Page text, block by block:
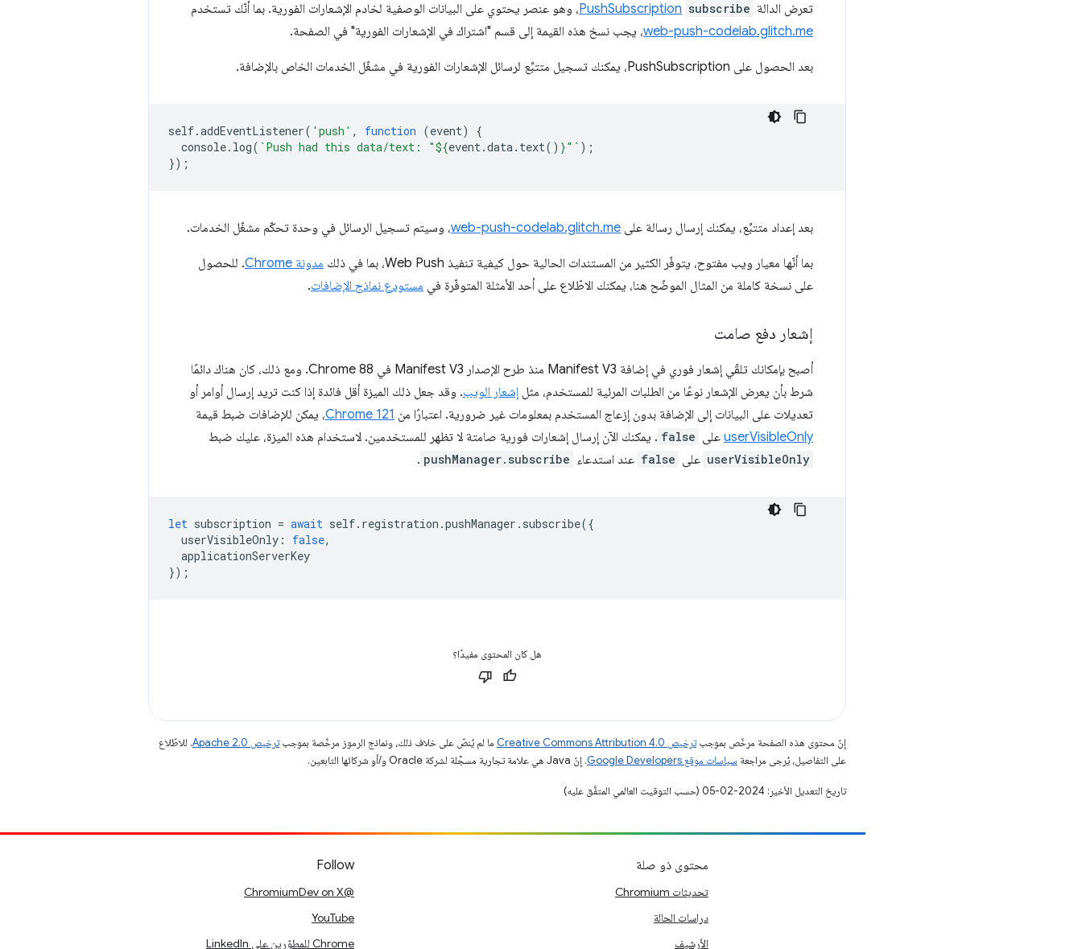
تعرض الدالة subscribe
PushSubscription، وهو عنصر يحتوي على البيانات الوصفية لخادم الإشعارات الفورية. بما أنّك تستخدم
web-push-codelab.glitch.me، يجب نسخ هذه القيمة إلى قسم "اشتراك في الإشعارات الفورية" في الصفحة.
بعد الحصول على PushSubscription، يمكنك تسجيل متتبِّع لرسائل الإشعارات الفورية في مشغّل الخدمات الخاص بالإضافة.
self.addEventListener( 'push' , function (event)
{
console. log( `Push had this data/text: "${event.data. text() }"` );
});
بعد إعداد متتبِّع، يمكنك إرسال رسالة على web-push-codelab.glitch.me، وسيتم تسجيل الرسائل في وحدة تحكّم مشغّل الخدمات.
بما أنّها معيار ويب مفتوح، يتوفّر الكثير من المستندات الحالية حول كيفية تنفيذ Web Push، بما في ذلك مدونة Chrome
. للحصول
على نسخة كاملة من المثال الموضّح هنا، يمكنك الاطّلاع على أحد الأمثلة المتوفّرة في مستودع نماذج الإضافات.
إشعار دفع صامت
أصبح بإمكانك تلقّي إشعار فوري في إضافة Manifest V3 منذ طرح الإصدار Manifest V3 في Chrome 88. ومع ذلك، كان هناك دائمًا
شرط بأن يعرض الإشعار نوعًا من الطلبات المرئية للمستخدم، مثل إشعار الويب. وقد جعل ذلك الميزة أقل فائدة إذا كنت تريد إرسال أوامر أو
تعديلات على البيانات إلى الإضافة بدون إزعاج المستخدم بمعلومات غير ضرورية. اعتبارًا من Chrome 121، يمكن للإضافات ضبط قيمة
userVisibleOnly على false . يمكنك الآن إرسال إشعارات فورية صامتة لا تظهر للمستخدمين. لاستخدام هذه الميزة، عليك ضبط
userVisibleOnly على false عند استدعاء pushManager.subscribe
.
let subscription = await self. registration .pushManager . subscribe({
userVisibleOnly : false,
applicationServerKey
});
هل كان المحتوى مفيدًا؟
إنّ محتوى هذه الصفحة مرخّص بموجبترخيص Creative Commons Attribution 4.0‏ ما لم يُنصّ على خلاف ذلك، ونماذج الرموز مرخّصة بموجبترخيص Apache 2.0‏
. للاطّلاع
على التفاصيل، يُرجى مراجعة سياسات موقع Google Developers‏ . إنّ Java هي علامة تجارية مسجَّلة لشركة Oracle و/أو شركائها التابعين.
تاريخ التعديل الأخير: 2024-02-05 (حسب التوقيت العالمي المتفَّق عليه)
محتوى ذو صلة
تحديثات Chromium
دراسات الحالة
الأرشيف
Follow
@ChromiumDev on X
YouTube
Chrome للمطوّرين على LinkedIn